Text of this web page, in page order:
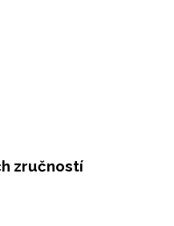
zručností